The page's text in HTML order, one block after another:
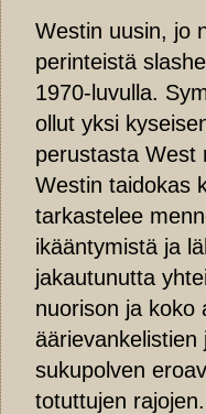
Westin uusin, jo
perinteistä
1970-luvulla.
ollut yksi
perustasta West
Westin taidokas
tarkastelee
ikääntymistä ja
jakautunutta
nuorison ja koko
sukupolven
totuttujen